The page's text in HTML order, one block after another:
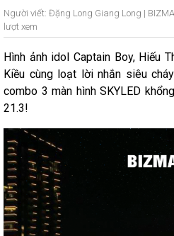
Người viết: Đặng Long Giang Long |
lượt xem
Hình ảnh idol Captain Boy, Hiếu
Kiều cùng loạt lời nhắn siêu
combo 3 màn hình SKYLED
21.3!